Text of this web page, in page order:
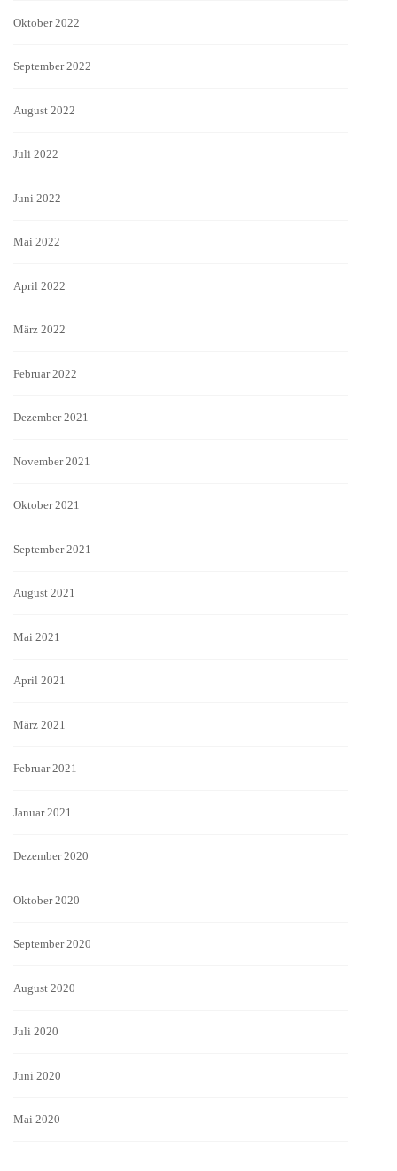
Oktober 2022
September 2022
August 2022
Juli 2022
Juni 2022
Mai 2022
April 2022
März 2022
Februar 2022
Dezember 2021
November 2021
Oktober 2021
September 2021
August 2021
Mai 2021
April 2021
März 2021
Februar 2021
Januar 2021
Dezember 2020
Oktober 2020
September 2020
August 2020
Juli 2020
Juni 2020
Mai 2020